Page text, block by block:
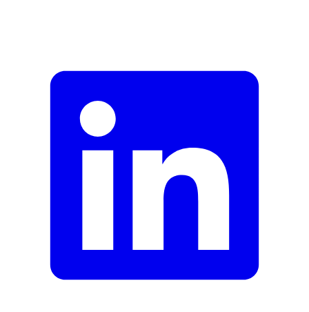
N° d’article du fabricant
4305615609492-Kit
Garantie du fabricant
Informations sur la garantie
Signaler une erreur